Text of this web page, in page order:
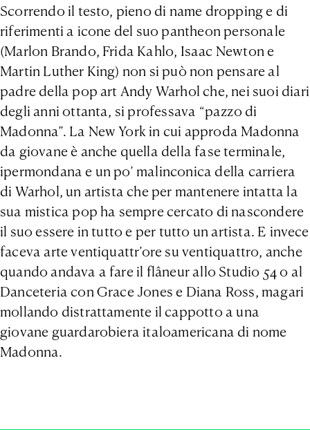
Scorrendo il testo, pieno di name dropping e di
riferimenti a icone del suo pantheon personale
(Marlon Brando, Frida Kahlo, Isaac Newton e
Martin Luther King) non si può non pensare al
padre della pop art Andy Warhol che, nei suoi diari
degli anni ottanta, si professava “pazzo di
Madonna”. La New York in cui approda Madonna
da giovane è anche quella della fase terminale,
ipermondana e un po’ malinconica della carriera
di Warhol, un artista che per mantenere intatta la
sua mistica pop ha sempre cercato di nascondere
il suo essere in tutto e per tutto un artista. E invece
faceva arte ventiquattr’ore su ventiquattro, anche
quando andava a fare il flâneur allo Studio 54 o al
Danceteria con Grace Jones e Diana Ross, magari
mollando distrattamente il cappotto a una
giovane guardarobiera italoamericana di nome
Madonna.